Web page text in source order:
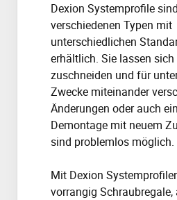
Dexion Systemprofile
verschiedenen Typen mit
unterschiedlichen
erhältlich. Sie lassen
zuschneiden und für
Zwecke miteinander
Änderungen oder auch
Demontage mit neuem
sind problemlos möglich.
Mit Dexion
vorrangig Schraubregale,